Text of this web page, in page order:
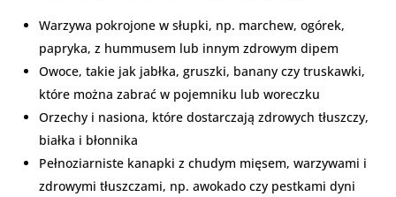
Warzywa pokrojone w słupki, np. marchew, ogórek,
papryka, z hummusem lub innym zdrowym dipem
Owoce, takie jak jabłka, gruszki, banany czy truskawki,
które można zabrać w pojemniku lub woreczku
Orzechy i nasiona, które dostarczają zdrowych tłuszczy,
białka i błonnika
Pełnoziarniste kanapki z chudym mięsem, warzywami i
zdrowymi tłuszczami, np. awokado czy pestkami dyni